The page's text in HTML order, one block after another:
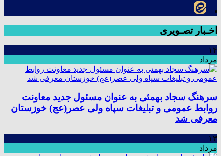
اخـبار تصـویری
۱۴
مرداد
سرهنگ سجاد بهمئی به عنوان مسئول جدید معاونت
روابط عمومی و تبلیغات سپاه ولی عصر(عج) خوزستان
معرفی شد
۱۳
مرداد